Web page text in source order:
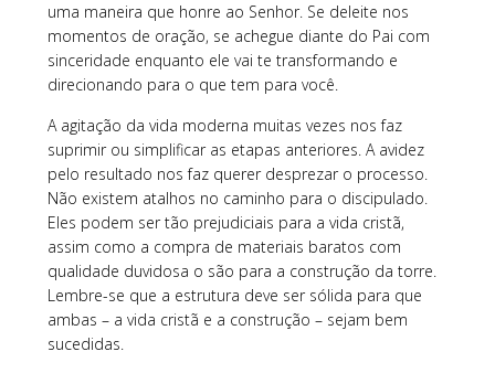
uma maneira que honre ao Senhor. Se deleite nos
momentos de oração, se achegue diante do Pai com
sinceridade enquanto ele vai te transformando e
direcionando para o que tem para você.
A agitação da vida moderna muitas vezes nos faz
suprimir ou simplificar as etapas anteriores. A avidez
pelo resultado nos faz querer desprezar o processo.
Não existem atalhos no caminho para o discipulado.
Eles podem ser tão prejudiciais para a vida cristã,
assim como a compra de materiais baratos com
qualidade duvidosa o são para a construção da torre.
Lembre-se que a estrutura deve ser sólida para que
ambas – a vida cristã e a construção – sejam bem
sucedidas.